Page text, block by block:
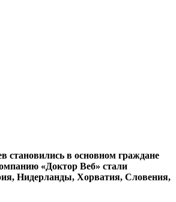
в основном граждане
«Доктор Веб» стали
Нидерланды, Хорватия, Словения,